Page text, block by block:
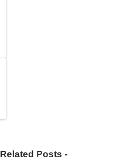
Related Posts -